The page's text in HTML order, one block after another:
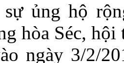
sự ủng hộ
hòa Séc,
ngày 3/2/